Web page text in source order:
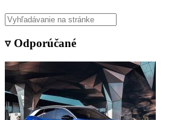
▿ Odporúčané